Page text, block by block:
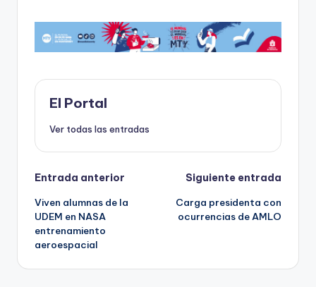
c
e
b
o
o
k
st
o
d
o
n
ai
l
a
ts
A
p
m
p
ar
ti
El Portal
Ver todas las entradas
Navegación
de
entradas
Entrada anterior
Viven alumnas de la
UDEM en NASA
entrenamiento
aeroespacial
Siguiente entrada
Carga presidenta con
ocurrencias de AMLO